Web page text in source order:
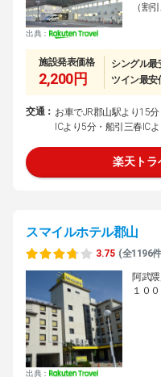
出典：
（割
施設発表価格
2,200円
シングル最
ツイン最安
交通： お車でJR郡山駅より15
ICより5分・船引三春IC
楽天トラ
スマイルホテル郡山
3.75 (全1196
出典：
阿武
１０